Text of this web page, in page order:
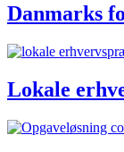
Danmarks
Lokale